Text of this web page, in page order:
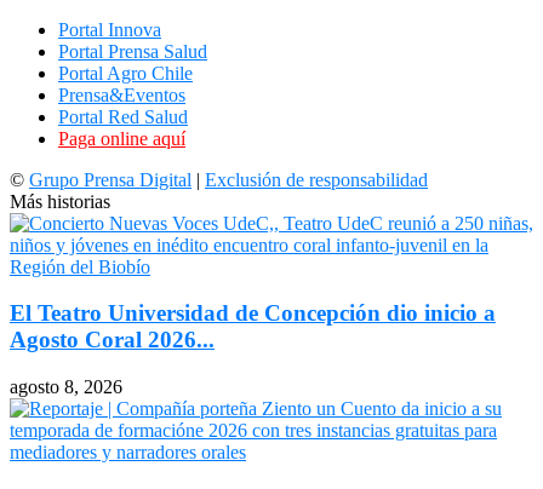
Portal Innova
Portal Prensa Salud
Portal Agro Chile
Prensa&Eventos
Portal Red Salud
Paga online aquí
© Grupo Prensa Digital | Exclusión de responsabilidad
Más historias
El Teatro Universidad de Concepción dio inicio a
Agosto Coral 2026...
agosto 8, 2026